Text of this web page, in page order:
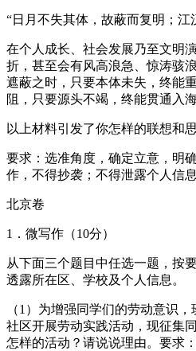
“日月不失其体，故蔽而复明；
在个人成长、社会发展乃至文明
折，甚至会有风高浪急、惊涛骇
遮蔽之时，只要本体未失，终能
阻，只要源头不竭，终能贯通入海
以上材料引发了你怎样的联想和
要求：选准角度，确定立意，明
作，不得抄袭；不得泄露个人信息
北京卷
1．微写作（10分）
从下面三个题目中任选一题，按
透露所在区、学校及个人信息。
（1）为增强同学们的劳动意识
社区开展劳动实践活动，现征集
怎样的活动？请说说理由。要求